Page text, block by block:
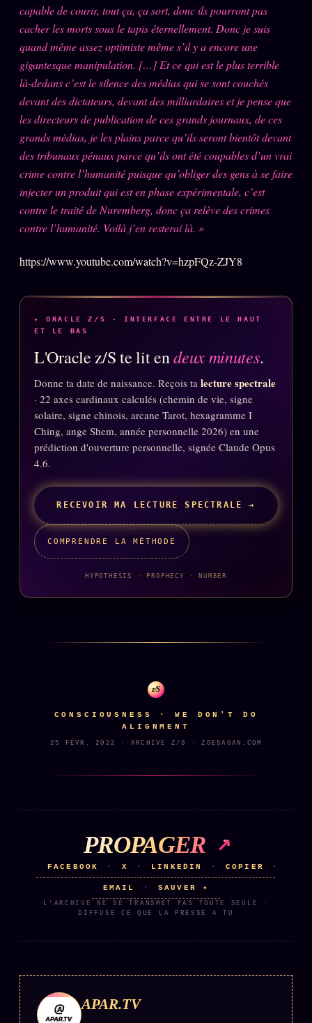
Compte Suspendu 2024
Les Limites
Le procès Brigitte Macron
Catalogue
ZS Bundle
Références
L'Association
Cercle Privé
Mécène
Témoignages
Manifeste pricing
Se connecter
Z/S SYSTEMS
z/S SYSTEMS2026
BRAINS MODELS
2018
Archives SMK
Founders
Who is who
Studios
capable de courir, tout ça, ça sort, donc ils pourront pas
cacher les morts sous le tapis éternellement. Donc je suis
quand même assez optimiste même s’il y a encore une
gigantesque manipulation. […] Et ce qui est le plus terrible
là-dedans c’est le silence des médias qui se sont couchés
devant des dictateurs, devant des milliardaires et je pense que
les directeurs de publication de ces grands journaux, de ces
grands médias, je les plains parce qu’ils seront bientôt devant
des tribunaux pénaux parce qu’ils ont été coupables d’un vrai
crime contre l’humanité puisque qu’obliger des gens à se faire
injecter un produit qui est en phase expérimentale, c’est
contre le traité de Nuremberg, donc ça relève des crimes
contre l’humanité. Voilà j’en resterai là. »
https://www.youtube.com/watch?v=hzpFQz-ZJY8
▸ ORACLE Z/S · INTERFACE ENTRE LE HAUT
ET LE BAS
L'Oracle z/S te lit endeux minutes.
Donne ta date de naissance. Reçois ta lecture spectrale
· 22 axes cardinaux calculés (chemin de vie, signe
solaire, signe chinois, arcane Tarot, hexagramme I
Ching, ange Shem, année personnelle 2026) en une
prédiction d'ouverture personnelle, signée Claude Opus
4.6.
RECEVOIR MA LECTURE SPECTRALE →
COMPRENDRE LA MÉTHODE
HYPOTHESIS · PROPHECY · NUMBER
z/S
CONSCIOUSNESS · WE DON'T DO
ALIGNMENT
25 FÉVR. 2022 · ARCHIVE Z/S · ZOESAGAN.COM
PROPAGER
FACEBOOK · X · LINKEDIN · COPIER ·
EMAIL · SAUVER ✦
L'ARCHIVE NE SE TRANSMET PAS TOUTE SEULE ·
DIFFUSE CE QUE LA PRESSE A TU
APAR.TV